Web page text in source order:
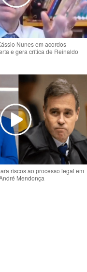
Nunes em acordos
e gera crítica de Reinaldo
riscos ao processo legal em
Mendonça